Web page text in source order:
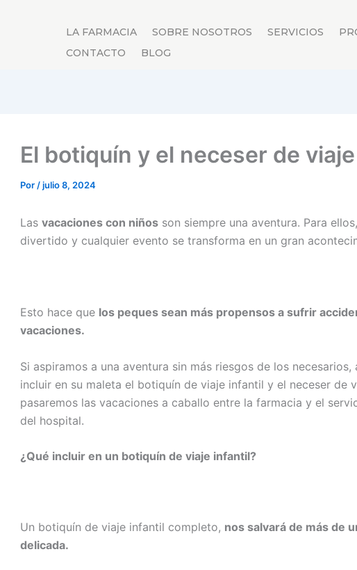
LA FARMACIA SOBRE NOSOTROS SERVICIOS
CONTACTO
BLOG
El botiquín y el neceser de
Por /julio 8, 2024
Las vacaciones con niños son siempre una aventura. Para
divertido y cualquier evento se transforma en un gran
Esto hace que los peques sean más propensos a sufrir
vacaciones.
Si aspiramos a una aventura sin más riesgos de los necesarios,
incluir en su maleta el botiquín de viaje infantil y el neceser de
pasaremos las vacaciones a caballo entre la farmacia y el
del hospital.
¿Qué incluir en un botiquín de viaje infantil?
Un botiquín de viaje infantil completo, nos salvará de más de
delicada.